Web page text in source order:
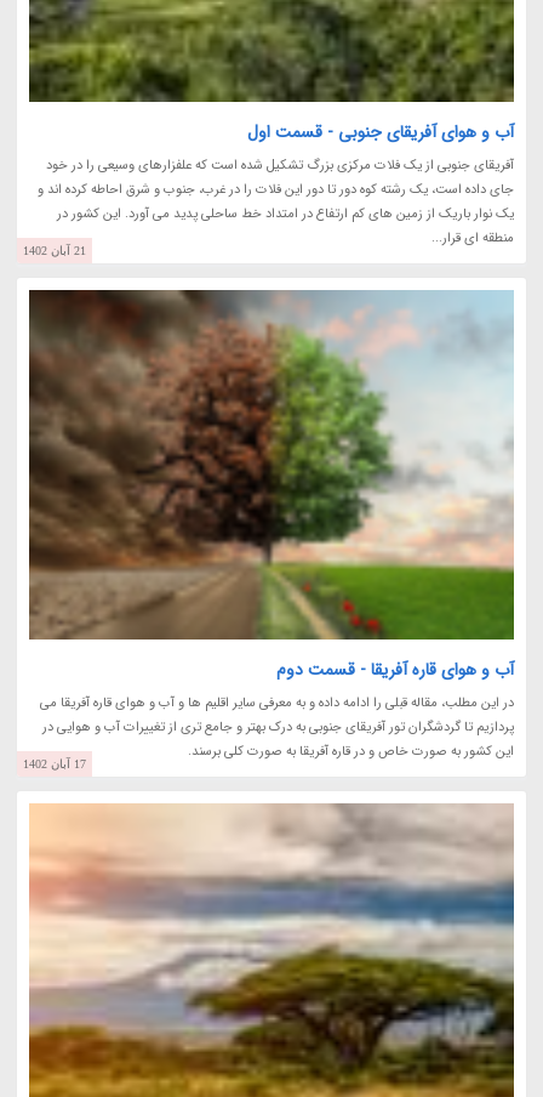
آب و هوای آفریقای جنوبی - قسمت اول
آفریقای جنوبی از یک فلات مرکزی بزرگ تشکیل شده است که علفزارهای وسیعی را در خود
جای داده است، یک رشته کوه دور تا دور این فلات را در غرب، جنوب و شرق احاطه کرده اند و
یک نوار باریک از زمین های کم ارتفاع در امتداد خط ساحلی پدید می آورد. این کشور در
منطقه ای قرار...
21 آبان 1402
آب و هوای قاره آفریقا - قسمت دوم
در این مطلب، مقاله قبلی را ادامه داده و به معرفی سایر اقلیم ها و آب و هوای قاره آفریقا می
پردازیم تا گردشگران تور آفریقای جنوبی به درک بهتر و جامع تری از تغییرات آب و هوایی در
این کشور به صورت خاص و در قاره آفریقا به صورت کلی برسند.
17 آبان 1402